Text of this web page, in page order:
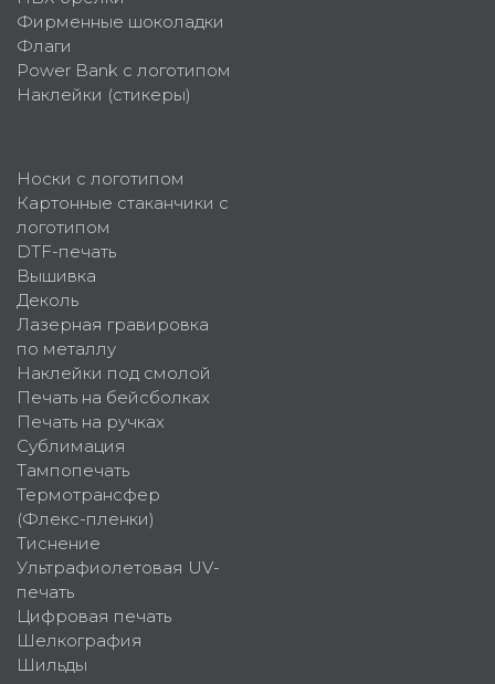
Фирменные шоколадки
Флаги
Power Bank с логотипом
Наклейки (стикеры)
Носки с логотипом
Картонные стаканчики с
логотипом
DTF-печать
Вышивка
Деколь
Лазерная гравировка
по металлу
Наклейки под смолой
Печать на бейсболках
Печать на ручках
Сублимация
Тампопечать
Термотрансфер
(Флекс-пленки)
Тиснение
Ультрафиолетовая UV-
печать
Цифровая печать
Шелкография
Шильды